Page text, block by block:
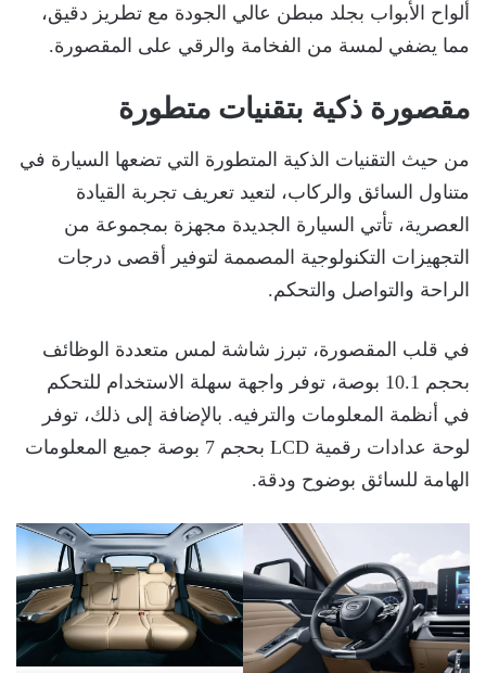
ألواح الأبواب بجلد مبطن عالي الجودة مع تطريز دقيق،
مما يضفي لمسة من الفخامة والرقي على المقصورة.
مقصورة ذكية بتقنيات متطورة
من حيث التقنيات الذكية المتطورة التي تضعها السيارة في
متناول السائق والركاب، لتعيد تعريف تجربة القيادة
العصرية، تأتي السيارة الجديدة مجهزة بمجموعة من
التجهيزات التكنولوجية المصممة لتوفير أقصى درجات
الراحة والتواصل والتحكم.
في قلب المقصورة، تبرز شاشة لمس متعددة الوظائف
بحجم 10.1 بوصة، توفر واجهة سهلة الاستخدام للتحكم
في أنظمة المعلومات والترفيه. بالإضافة إلى ذلك، توفر
لوحة عدادات رقمية LCD بحجم 7 بوصة جميع المعلومات
الهامة للسائق بوضوح ودقة.